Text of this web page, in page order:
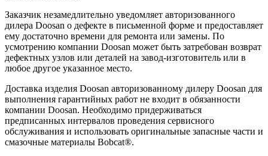
Заказчик незамедлительно уведомляет авторизованного
дилера Doosan о дефекте в письменной форме и предоставляет
ему достаточно времени для ремонта или замены. По
усмотрению компании Doosan может быть затребован возврат
дефектных узлов или деталей на завод-изготовитель или в
любое другое указанное место.
Доставка изделия Doosan авторизованному дилеру Doosan для
выполнения гарантийных работ не входит в обязанности
компании Doosan. Необходимо придерживаться
предписанных интервалов проведения сервисного
обслуживания и использовать оригинальные запасные части и
смазочные материалы Bobcat®.